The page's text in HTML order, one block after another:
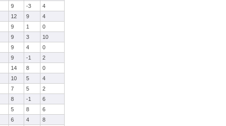
9 -3
4
12 9
4
9 1
0
9 3
10
9 4
0
9 -1
2
14 8
0
10 5
4
7 5
2
8 -1
6
5 8
6
6 4
8